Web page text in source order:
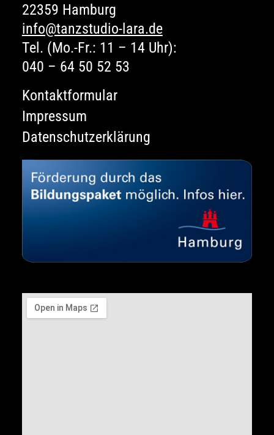
22359 Hamburg
info@tanzstudio-lara.de
Tel. (Mo.-Fr.: 11 – 14 Uhr):
040 – 64 50 52 53
Kontaktformular
Impressum
Datenschutzerklärung